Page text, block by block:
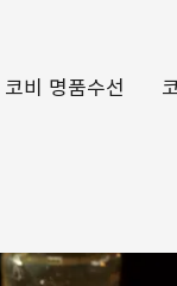
코비 명품수선